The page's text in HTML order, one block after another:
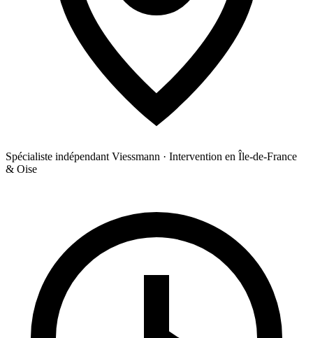
Spécialiste indépendant Viessmann · Intervention en Île-de-France
& Oise